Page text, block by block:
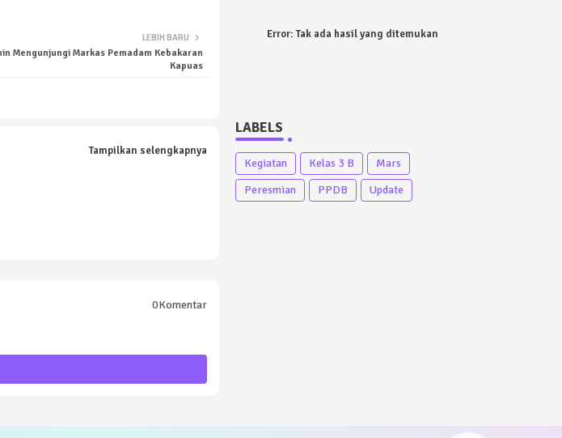
LEBIH BARU
Mengunjungi Markas Pemadam Kebakaran
Kapuas
Tampilkan selengkapnya
0Komentar
Error:Tak ada hasil yang ditemukan
LABELS
Kegiatan Kelas 3 B
Mars
Peresmian
PPDB Update